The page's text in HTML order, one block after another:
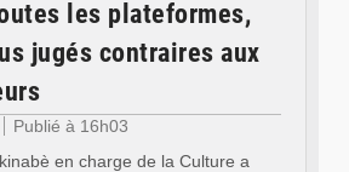
les plateformes,
jugés contraires aux
Publié à 16h03
en charge de la Culture a